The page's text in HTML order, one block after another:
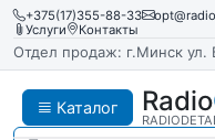
+375(17)355-88-33
Услуги
Контакты
Отдел продаж: г.Минск ул.
Каталог Radio